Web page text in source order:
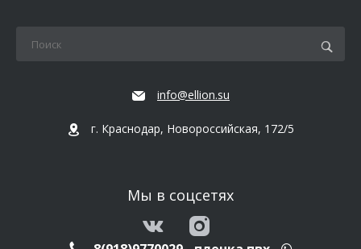
info@ellion.su
г. Краснодар, Новороссийская, 172/5
Мы в соцсетях